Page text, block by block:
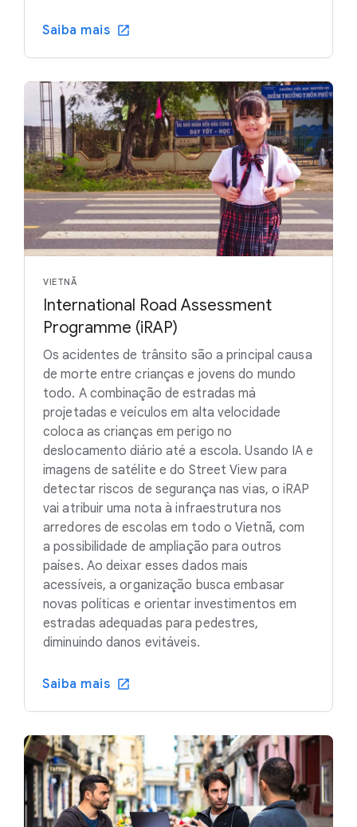
Saiba mais
VIETNÃ
International Road Assessment
Programme (iRAP)
Os acidentes de trânsito são a principal causa
de morte entre crianças e jovens do mundo
todo. A combinação de estradas má
projetadas e veículos em alta velocidade
coloca as crianças em perigo no
deslocamento diário até a escola. Usando IA e
imagens de satélite e do Street View para
detectar riscos de segurança nas vias, o iRAP
vai atribuir uma nota à infraestrutura nos
arredores de escolas em todo o Vietnã, com
a possibilidade de ampliação para outros
países. Ao deixar esses dados mais
acessíveis, a organização busca embasar
novas políticas e orientar investimentos em
estradas adequadas para pedestres,
diminuindo danos evitáveis.
Saiba mais